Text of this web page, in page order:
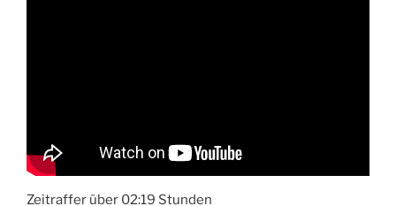
Zeitraffer über 02:19 Stunden